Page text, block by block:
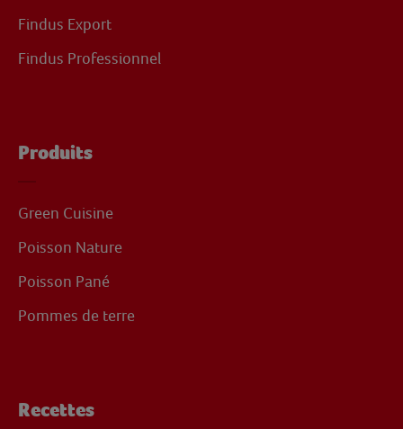
Findus Export
Findus Professionnel
Produits
Green Cuisine
Poisson Nature
Poisson Pané
Pommes de terre
Recettes